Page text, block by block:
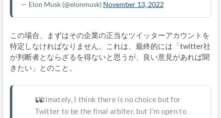
— Elon Musk (@elonmusk) November 13, 2022
この場合、まずはその企業の正当なツイッターアカウントを
特定しなければなりません。これは、最終的には「twitter社
が判断者とならざるを得ないと思うが、良い意見があれば聞
きたい」とのこと。
Ultimately, I think there is no choice but for
Twitter to be the final arbiter, but I’m open to